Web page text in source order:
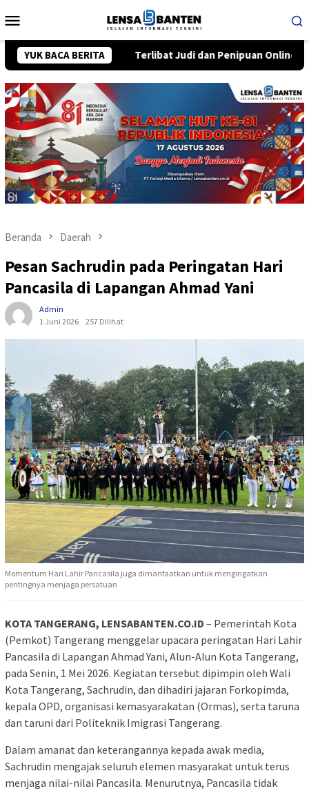
ke
Mobile
YUK BACA BERITA
Terlibat Judi dan Penipuan Online, 25 WN Vietnam
Beranda Daerah
Pesan Sachrudin pada Peringatan Hari
Pancasila di Lapangan Ahmad Yani
Admin
1 Juni 2026
257 Dilihat
Momentum Hari Lahir Pancasila juga dimanfaatkan untuk mengingatkan
pentingnya menjaga persatuan
KOTA TANGERANG, LENSABANTEN.CO.ID – Pemerintah Kota
(Pemkot) Tangerang menggelar upacara peringatan Hari Lahir
Pancasila di Lapangan Ahmad Yani, Alun-Alun Kota Tangerang,
pada Senin, 1 Mei 2026. Kegiatan tersebut dipimpin oleh Wali
Kota Tangerang, Sachrudin, dan dihadiri jajaran Forkopimda,
kepala OPD, organisasi kemasyarakatan (Ormas), serta taruna
dan taruni dari Politeknik Imigrasi Tangerang.
Dalam amanat dan keterangannya kepada awak media,
Sachrudin mengajak seluruh elemen masyarakat untuk terus
menjaga nilai-nilai Pancasila. Menurutnya, Pancasila tidak